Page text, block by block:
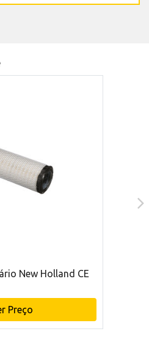
New Holland CE
Preço